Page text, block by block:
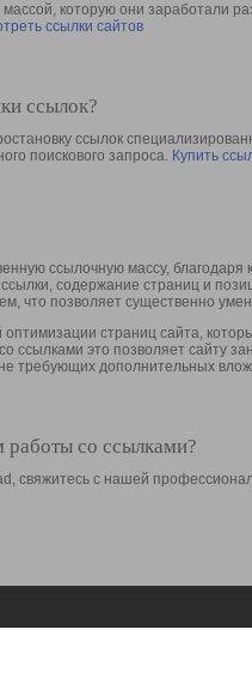
которую они заработали
ссылки сайтов
ссылок?
ссылок
поискового запроса. Купить
ссылочную массу,
содержание страниц и
что позволяет существенно
страниц сайта,
ссылками это позволяет сайту
требующих дополнительных
со ссылками?
свяжитесь с нашей